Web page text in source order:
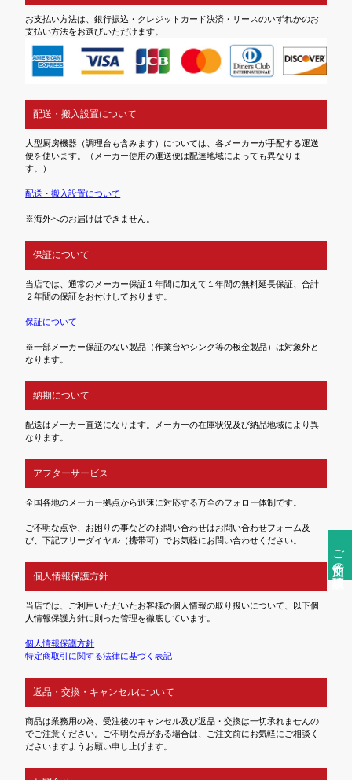
ご注文前の確認事項
お支払い方法は、銀行振込・クレジットカード決済・リースのいずれかのお
支払い方法をお選びいただけます。
配送・搬入設置について
大型厨房機器（調理台も含みます）については、各メーカーが手配する運送
便を使います。（メーカー使用の運送便は配達地域によっても異なりま
す。）
配送・搬入設置について
※海外へのお届けはできません。
保証について
当店では、通常のメーカー保証１年間に加えて１年間の無料延長保証、合計
２年間の保証をお付けしております。
保証について
※一部メーカー保証のない製品（作業台やシンク等の板金製品）は対象外と
なります。
納期について
配送はメーカー直送になります。メーカーの在庫状況及び納品地域により異
なります。
アフターサービス
全国各地のメーカー拠点から迅速に対応する万全のフォロー体制です。
ご不明な点や、お困りの事などのお問い合わせはお問い合わせフォーム及
び、下記フリーダイヤル（携帯可）でお気軽にお問い合わせください。
個人情報保護方針
当店では、ご利用いただいたお客様の個人情報の取り扱いについて、以下個
人情報保護方針に則った管理を徹底しています。
個人情報保護方針
特定商取引に関する法律に基づく表記
返品・交換・キャンセルについて
商品は業務用の為、受注後のキャンセル及び返品・交換は一切承れませんの
でご注意ください。ご不明な点がある場合は、ご注文前にお気軽にご相談く
ださいますようお願い申し上げます。